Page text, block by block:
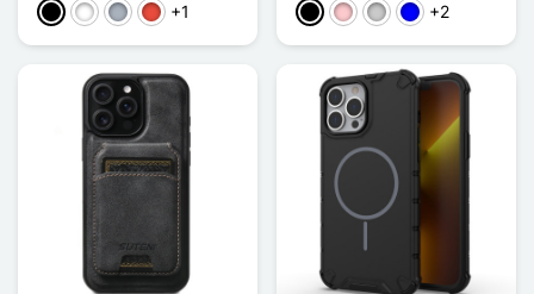
PretoBrancoCinzento
Vermelho
+1 PretoRosaTransparente
Azul+2